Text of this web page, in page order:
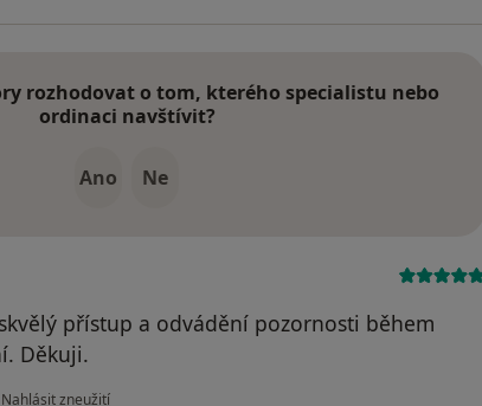
rozhodovat o tom, kterého specialistu nebo
ordinaci navštívit?
Ano Ne
přístup a odvádění pozornosti během
Děkuji.
podle názoru uživatele V.
Nahlásit zneužití